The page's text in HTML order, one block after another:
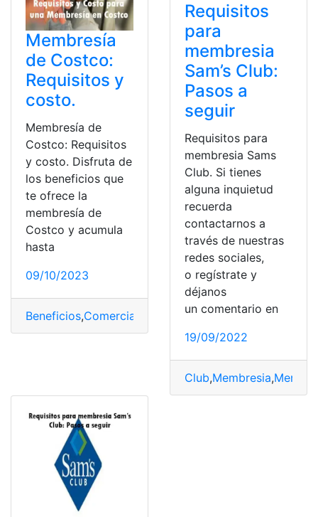
Membresía
de Costco:
Requisitos y
costo.
Membresía de
Costco: Requisitos
y costo. Disfruta de
los beneficios que
te ofrece la
membresía de
Costco y acumula
hasta
09/10/2023
Beneficios,Comercial costo,Membresia,
Requisitos
para
membresia
Sam’s Club:
Pasos a
seguir
Requisitos para
membresia Sams
Club. Si tienes
alguna inquietud
recuerda
contactarnos a
través de nuestras
redes sociales,
o regístrate y
déjanos
un comentario en
19/09/2022
Club,Membresia,